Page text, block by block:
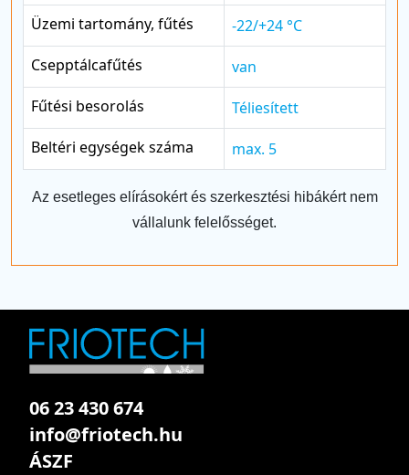
Üzemi tartomány, fűtés
-22/+24 °C
Csepptálcafűtés
van
Fűtési besorolás
Téliesített
Beltéri egységek száma
max. 5
Az esetleges elírásokért és szerkesztési hibákért nem
vállalunk felelősséget.
06 23 430 674
info@friotech.hu
ÁSZF